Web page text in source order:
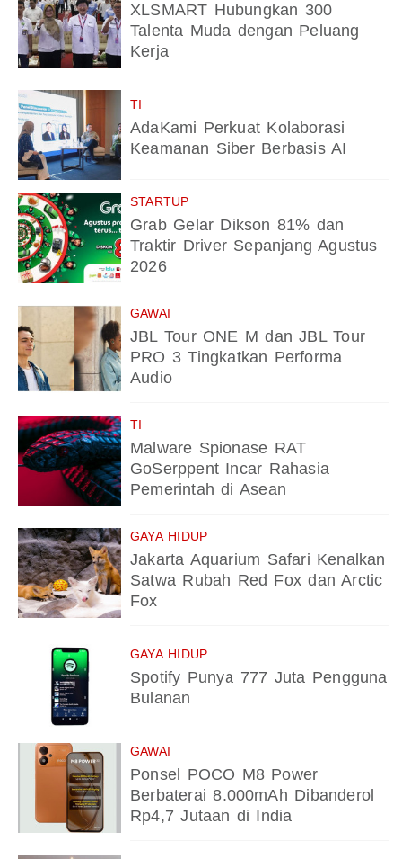
XLSMART Hubungkan 300
Talenta Muda dengan Peluang
Kerja
TI
AdaKami Perkuat Kolaborasi
Keamanan Siber Berbasis AI
STARTUP
Grab Gelar Dikson 81% dan
Traktir Driver Sepanjang Agustus
2026
GAWAI
JBL Tour ONE M dan JBL Tour
PRO 3 Tingkatkan Performa
Audio
TI
Malware Spionase RAT
GoSerppent Incar Rahasia
Pemerintah di Asean
GAYA HIDUP
Jakarta Aquarium Safari Kenalkan
Satwa Rubah Red Fox dan Arctic
Fox
GAYA HIDUP
Spotify Punya 777 Juta Pengguna
Bulanan
GAWAI
Ponsel POCO M8 Power
Berbaterai 8.000mAh Dibanderol
Rp4,7 Jutaan di India